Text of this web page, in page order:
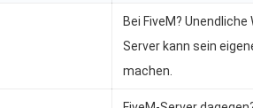
Bei FiveM?
Server kann sein
machen.